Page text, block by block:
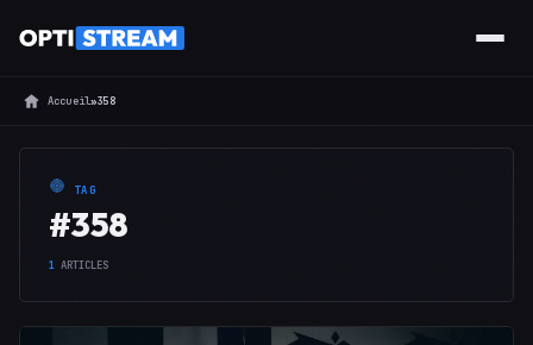
Accueil»358
TAG
#358
1 ARTICLES